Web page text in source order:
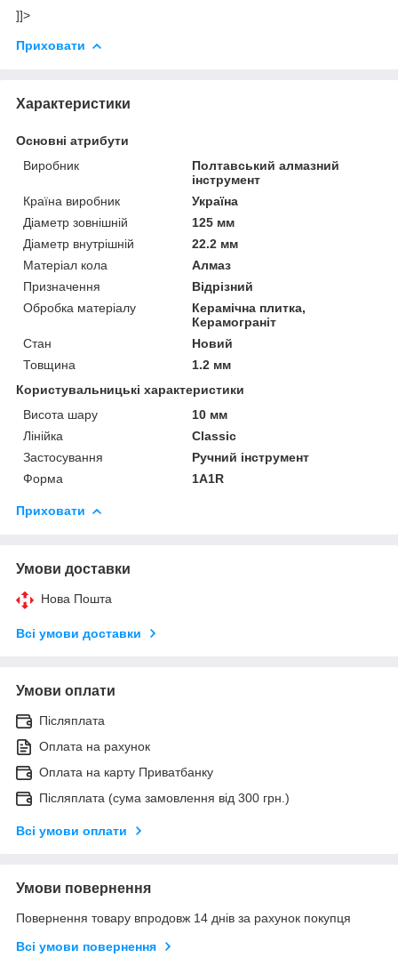
]]>
Приховати
Характеристики
Основні атрибути
Виробник
Полтавський алмазний
інструмент
Країна виробник
Україна
Діаметр зовнішній
125 мм
Діаметр внутрішній
22.2 мм
Матеріал кола
Алмаз
Призначення
Відрізний
Обробка матеріалу
Керамічна плитка,
Керамограніт
Стан
Новий
Товщина
1.2 мм
Користувальницькі характеристики
Висота шару
10 мм
Лінійка
Сlassic
Застосування
Ручний інструмент
Форма
1A1R
Приховати
Умови доставки
Нова Пошта
Всі умови доставки
Умови оплати
Післяплата
Оплата на рахунок
Оплата на карту Приватбанку
Післяплата (сума замовлення від 300 грн.)
Всі умови оплати
Умови повернення
Повернення товару впродовж 14 днів за рахунок покупця
Всі умови повернення